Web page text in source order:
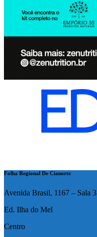
Folha Regional De Cianorte
Avenida Brasil, 1167 – Sala 3
Ed. Ilha do Mel
Centro